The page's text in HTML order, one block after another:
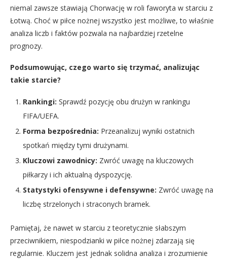
niemal zawsze stawiają Chorwację w roli faworyta w starciu z
Łotwą. Choć w piłce nożnej wszystko jest możliwe, to właśnie
analiza liczb i faktów pozwala na najbardziej rzetelne
prognozy.
Podsumowując, czego warto się trzymać, analizując
takie starcie?
Rankingi: Sprawdź pozycję obu drużyn w rankingu
FIFA/UEFA.
Forma bezpośrednia: Przeanalizuj wyniki ostatnich
spotkań między tymi drużynami.
Kluczowi zawodnicy: Zwróć uwagę na kluczowych
piłkarzy i ich aktualną dyspozycję.
Statystyki ofensywne i defensywne: Zwróć uwagę na
liczbę strzelonych i straconych bramek.
Pamiętaj, że nawet w starciu z teoretycznie słabszym
przeciwnikiem, niespodzianki w piłce nożnej zdarzają się
regularnie. Kluczem jest jednak solidna analiza i zrozumienie